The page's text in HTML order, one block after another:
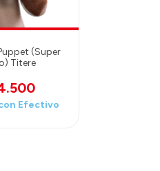
(Super
Titere
Efectivo